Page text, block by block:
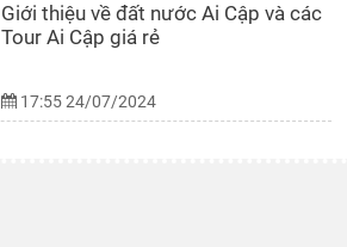
Giới thiệu về đất nước Ai Cập và các
Tour Ai Cập giá rẻ
17:55 24/07/2024